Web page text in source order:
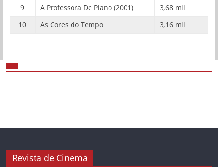
9
A Professora De Piano (2001)
3,68 mil
10
As Cores do Tempo 3,16 mil
Revista de Cinema